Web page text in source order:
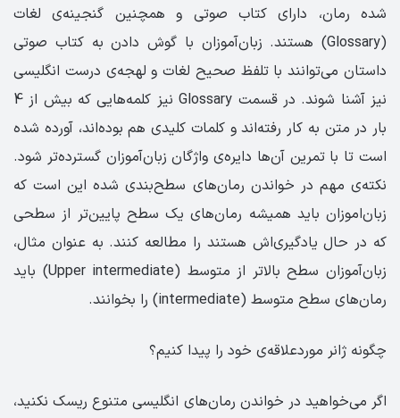
شده رمان، دارای کتاب صوتی و همچنین گنجینه‌ی لغات
(Glossary) هستند. زبان‌آموزان با گوش دادن به کتاب صوتی
داستان می‌توانند با تلفظ صحیح لغات و لهجه‌ی درست انگلیسی
نیز آشنا شوند. در قسمت Glossary نیز کلمه‌هایی که بیش‌ از 4
بار در متن به کار رفته‌اند و کلمات کلیدی هم بوده‌اند، آورده شده
است تا با تمرین آن‌ها دایره‌ی واژگان زبان‌آموزان گسترده‌تر شود.
نکته‌ی مهم در خواندن رمان‌های سطح‌بندی شده این است که
زبان‌اموزان باید همیشه رمان‌های یک سطح پایین‌تر از سطحی
که در حال یادگیری‌اش هستند را مطالعه کنند. به عنوان مثال،
زبان‌آموزان سطح بالاتر از متوسط (Upper intermediate) باید
رمان‌های سطح متوسط (intermediate) را بخوانند.
چگونه ژانر موردعلاقه‌ی خود را پیدا کنیم؟
اگر می‌خواهید در خواندن رمان‌های انگلیسی متنوع ریسک نکنید،